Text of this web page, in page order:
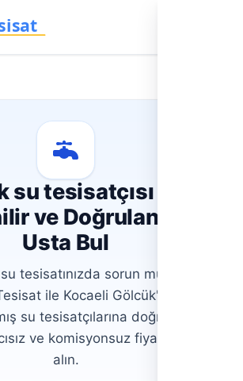
su tesisatçısı İçin
ve Doğrulanmış
Usta Bul
tesisatınızda sorun mu var?
ile Kocaeli Gölcük'teki
su tesisatçılarına doğrudan
ve komisyonsuz fiyat teklifi
alın.